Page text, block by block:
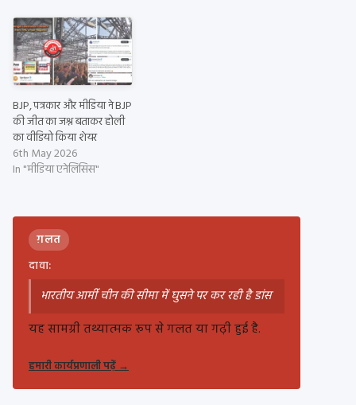
BJP, पत्रकार और मीडिया ने BJP
की जीत का जश्न बताकर होली
का वीडियो किया शेयर
6th May 2026
In "मीडिया एनेलिसिस"
ग़लत
दावा:
भारतीय आर्मी चीन की सीमा में घुसने पर कर रही है डांस
यह सामग्री तथ्यात्मक रूप से गलत या गढ़ी हुई है.
हमारी कार्यप्रणाली पढ़ें→